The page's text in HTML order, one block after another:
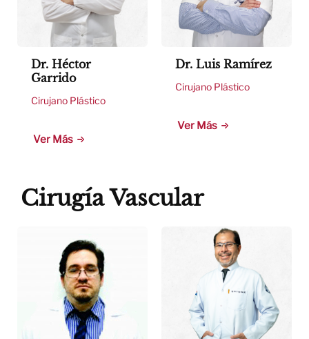
Dr. Héctor
Garrido
Cirujano Plástico
Ver Más
Dr. Luis Ramírez
Cirujano Plástico
Ver Más
Cirugía Vascular